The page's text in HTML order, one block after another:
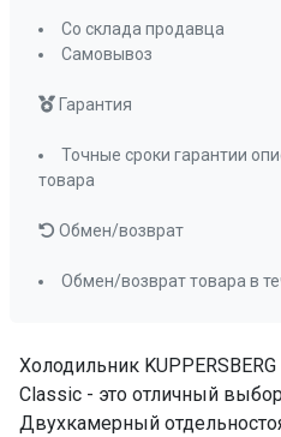
Полка для яиц
LED дисплей
Перенавешиваемые двери
Размораживание
No Frost
Размораживание
Светодиодное освещение
Блокировка от детей
Электронное управление
Холодильник
Classic - это отличный
Двухкамерный
Со склада продавца
Самовывоз
Гарантия
Точные сроки гарантии
товара
Обмен/возврат
Обмен/возврат товара в